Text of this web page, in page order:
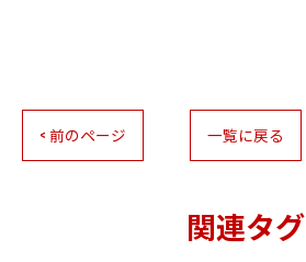
< 前のページ 一覧に戻る
関連タグ